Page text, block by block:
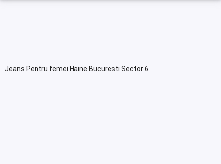
Jeans Pentru femei Haine Bucuresti Sector 6